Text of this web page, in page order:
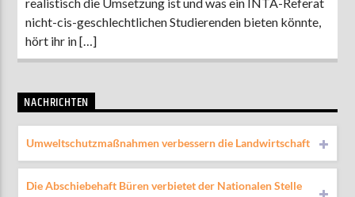
nicht-cis-geschlechtlichen Studierenden bieten könnte,
hört ihr in […]
NACHRICHTEN
Umweltschutzmaßnahmen verbessern die Landwirtschaft
Die Abschiebehaft Büren verbietet der Nationalen Stelle